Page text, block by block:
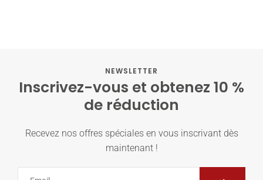
NEWSLETTER
Inscrivez-vous et obtenez 10 %
de réduction
Recevez nos offres spéciales en vous inscrivant dès
maintenant !